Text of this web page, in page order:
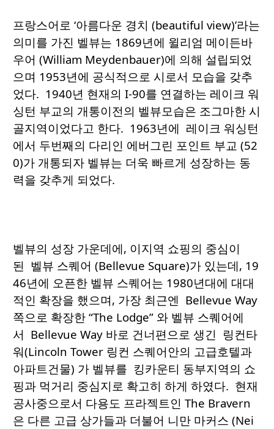
프랑스어로 ‘아름다운 경치 (beautiful view)’라는
의미를 가진 벨뷰는 1869년에 윌리엄 메이든바
우어 (William Meydenbauer)에 의해 설립되었
으며 1953년에 공식적으로 시로서 모습을 갖추
었다. 1940년 현재의 I-90를 연결하는 레이크 워
싱턴 부교의 개통이전의 벨뷰모습은 조그마한 시
골지역이었다고 한다. 1963년에 레이크 워싱턴
에서 두번째의 다리인 에버그린 포인트 부교 (52
0)가 개통되자 벨뷰는 더욱 빠르게 성장하는 동
력을 갖추게 되었다.
벨뷰의 성장 가운데에, 이지역 쇼핑의 중심이
된 벨뷰 스퀘어 (Bellevue Square)가 있는데, 19
46년에 오픈한 벨뷰 스퀘어는 1980년대에 대대
적인 확장을 했으며, 가장 최근엔 Bellevue Way
쪽으로 확장한 “The Lodge” 와 벨뷰 스퀘어에
서 Bellevue Way 바로 건너편으로 생긴 링컨타
워(Lincoln Tower 링컨 스퀘어안의 고급호텔과
아파트건물) 가 벨뷰를 킹카운티 동부지역의 쇼
핑과 먹거리 중심지로 확고히 하게 하였다. 현재
공사중으로서 다용도 프라젝트인 The Bravern
은 다른 고급 상가들과 더불어 니만 마커스 (Nei